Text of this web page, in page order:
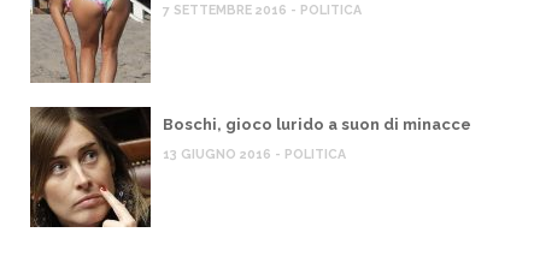
7 SETTEMBRE 2016 - POLITICA
Boschi, gioco lurido a suon di minacce
13 GIUGNO 2016 - POLITICA